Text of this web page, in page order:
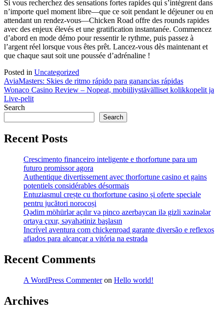
Si vous recherchez des sensations fortes rapides qui s’intègrent dans
n’importe quel moment libre—que ce soit pendant le déjeuner ou en
attendant un rendez-vous—Chicken Road offre des rounds rapides
avec des enjeux élevés et une gratification instantanée. Commencez
d’abord en mode démo pour ressentir le rythme, puis passez à
l’argent réel lorsque vous êtes prêt. Lancez-vous dès maintenant et
que chaque saut soit une poussée d’adrénaline !
Posted in Uncategorized
Post
navigation
AviaMasters: Skies de ritmo rápido para ganancias rápidas
Wonaco Casino Review – Nopeat, mobiiliystävälliset kolikkopelit ja
Live-pelit
Search
Search
Recent Posts
Crescimento financeiro inteligente e thorfortune para um
futuro promissor agora
Authentique divertissement avec thorfortune casino et gains
potentiels considérables désormais
Entuziasmul crește cu thorfortune casino și oferte speciale
pentru jucători norocoși
Qədim möhürlər açılır və pinco azerbaycan ilə gizli xəzinələr
ortaya çıxır, səyahətiniz başlasın
Incrível aventura com chickenroad garante diversão e reflexos
afiados para alcançar a vitória na estrada
Recent Comments
A WordPress Commenteron Hello world!
Archives